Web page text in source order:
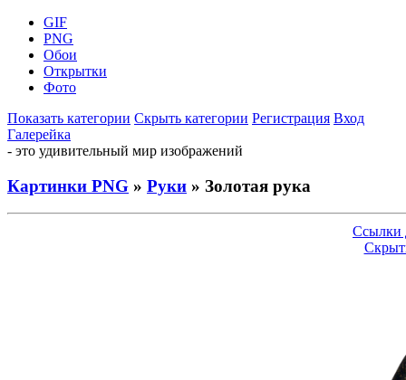
GIF
PNG
Обои
Открытки
Фото
Показать категории Скрыть категории Регистрация Вход
Галерейка
- это удивительный мир изображений
Картинки PNG » Руки » Золотая рука
Ссылки